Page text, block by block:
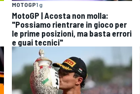
MOTOGP1 g
MotoGP | Acosta non molla:
"Possiamo rientrare in gioco per
le prime posizioni, ma basta errori
e guai tecnici"